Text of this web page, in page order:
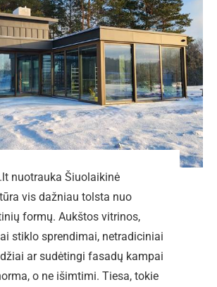
nuotrauka Šiuolaikinė
vis dažniau tolsta nuo
formų. Aukštos vitrinos,
stiklo sprendimai, netradiciniai
ar sudėtingi fasadų kampai
o ne išimtimi. Tiesa, tokie